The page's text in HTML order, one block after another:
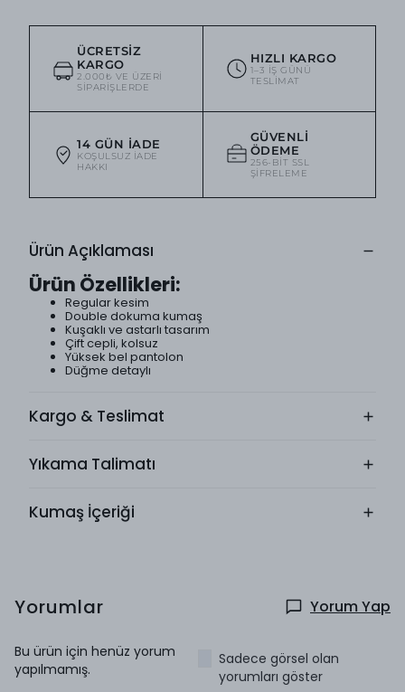
ÜCRETSIZ
KARGO
2.000₺ VE ÜZERI
SIPARIŞLERDE
HIZLI KARGO
1–3 IŞ GÜNÜ
TESLIMAT
14 GÜN İADE
KOŞULSUZ IADE
HAKKI
GÜVENLI
ÖDEME
256-BIT SSL
ŞIFRELEME
Ürün Açıklaması
Ürün Özellikleri:
Regular kesim
Double dokuma kumaş
Kuşaklı ve astarlı tasarım
Çift cepli, kolsuz
Yüksek bel pantolon
Düğme detaylı
Kargo & Teslimat
Yıkama Talimatı
Kumaş İçeriği
Yorumlar Yorum Yap
Bu ürün için henüz yorum
yapılmamış.
Sadece görsel olan
yorumları göster